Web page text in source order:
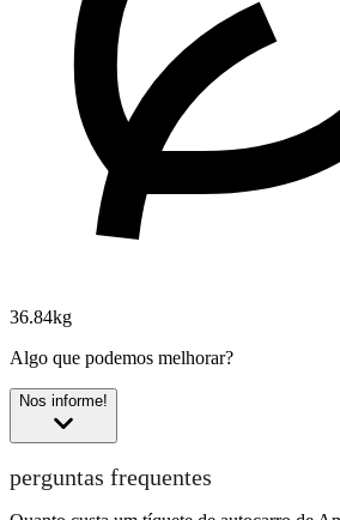
36.84kg
Algo que podemos melhorar?
Nos informe!
perguntas frequentes